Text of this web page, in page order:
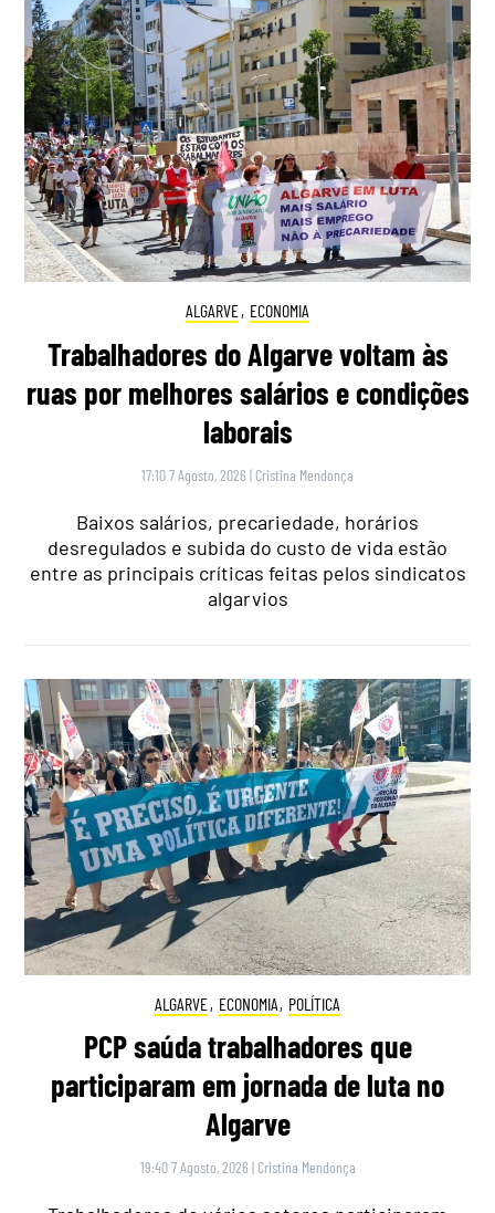
ALGARVE, ECONOMIA
Trabalhadores do Algarve voltam às
ruas por melhores salários e condições
laborais
17:10 7 Agosto, 2026 | Cristina Mendonça
Baixos salários, precariedade, horários
desregulados e subida do custo de vida estão
entre as principais críticas feitas pelos sindicatos
algarvios
ALGARVE, ECONOMIA, POLÍTICA
PCP saúda trabalhadores que
participaram em jornada de luta no
Algarve
19:40 7 Agosto, 2026 | Cristina Mendonça